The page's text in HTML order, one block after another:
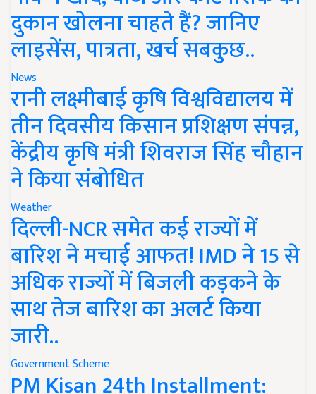
दुकान खोलना चाहते हैं? जानिए
लाइसेंस, पात्रता, खर्च सबकुछ..
News
रानी लक्ष्मीबाई कृषि विश्वविद्यालय में
तीन दिवसीय किसान प्रशिक्षण संपन्न,
केंद्रीय कृषि मंत्री शिवराज सिंह चौहान
ने किया संबोधित
Weather
दिल्ली-NCR समेत कई राज्यों में
बारिश ने मचाई आफत! IMD ने 15 से
अधिक राज्यों में बिजली कड़कने के
साथ तेज बारिश का अलर्ट किया
जारी..
Government Scheme
PM Kisan 24th Installment: